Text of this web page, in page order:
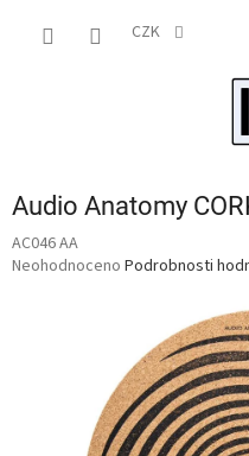
CZK
Audio Anatomy
AC046 AA
Průměrné
Neohodnoceno Podrobnosti